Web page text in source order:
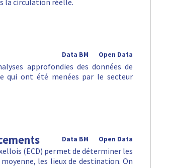
la circulation réelle.
Open Data
Data BM
approfondies des données de
qui ont été menées par le secteur
Open Data
Data BM
(ECD) permet de déterminer les
les lieux de destination. On